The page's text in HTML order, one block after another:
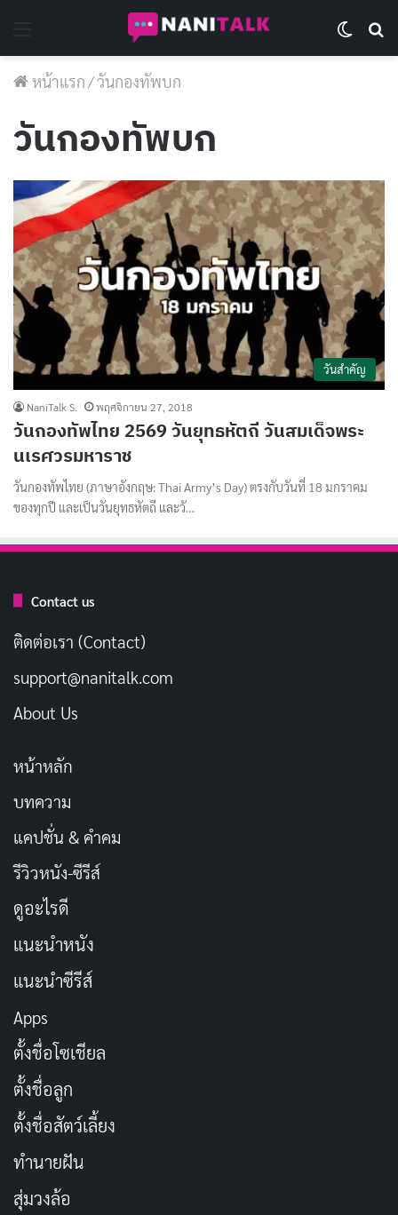
หน้าแรก/วันกองทัพบก
วันกองทัพบก
วันสำคัญ
NaniTalk S. พฤศจิกายน 27, 2018
วันกองทัพไทย 2569 วันยุทธหัตถี วันสมเด็จพระ
นเรศวรมหาราช
วันกองทัพไทย (ภาษาอังกฤษ: Thai Army’s Day) ตรงกับวันที่ 18 มกราคม
ของทุกปี และเป็นวันยุทธหัตถี และวั…
Contact us
ติดต่อเรา (Contact)
support@nanitalk.com
About Us
หน้าหลัก
บทความ
แคปชั่น & คำคม
รีวิวหนัง-ซีรีส์
ดูอะไรดี
แนะนำหนัง
แนะนำซีรีส์
Apps
ตั้งชื่อโซเชียล
ตั้งชื่อลูก
ตั้งชื่อสัตว์เลี้ยง
ทำนายฝัน
สุ่มวงล้อ